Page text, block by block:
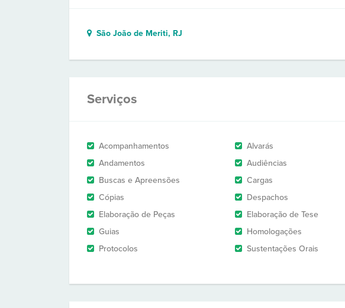
São João de Meriti, RJ
Serviços
Acompanhamentos Alvarás
Andamentos
Audiências
Buscas e Apreensões
Cargas
Cópias
Despachos
Elaboração de Peças
Elaboração de Tese
Guias
Homologações
Protocolos
Sustentações Orais